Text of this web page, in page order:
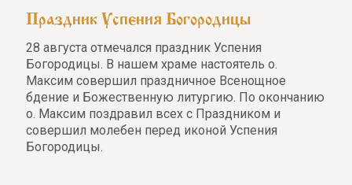
Праздник Успения Богородицы
28 августа отмечался праздник Успения
Богородицы. В нашем храме настоятель о.
Максим совершил праздничное Всенощное
бдение и Божественную литургию. По окончанию
о. Максим поздравил всех с Праздником и
совершил молебен перед иконой Успения
Богородицы.